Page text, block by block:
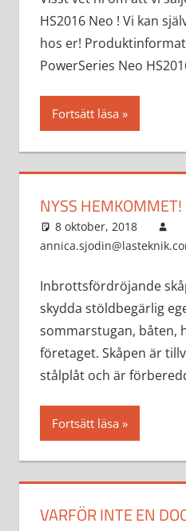
HS2016 Neo ! Vi kan
hos er!
PowerSeries Neo
Fortsätt läsa
NYSS HEMKOMMET!
8 oktober, 2018
Inbrottsfördröjande
skydda stöldbegärlig
sommarstugan, båten,
företaget. Skåpen är
stålplåt och är
Fortsätt läsa
VARFÖR INTE EN